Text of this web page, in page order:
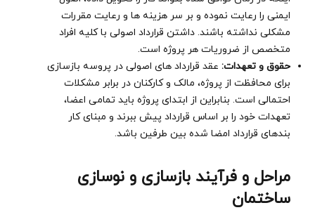
ایمنی را رعایت نموده و بر سر هزینه ها و رعایت مقررات
مشکلی نداشته باشند. داشتن قرارداد اصولی با کلیه افراد
متخصص از ضروریات هر پروژه است.
حقوق و تعهدات: عقد قرارداد های اصولی در پروسه بازسازی
برای محافظت از پروژه، مالک و کارکنان در برابر مشکلات
احتمالی است. بنابراین از ابتدای پروژه باید تمامی اعضا،
تعهدات خود را بر اساس قرارداد پیش ببرند و مبنای کار
بندهای قرارداد امضا شده بین طرفین باشد.
مراحل و فرآیند بازسازی و نوسازی
ساختمان